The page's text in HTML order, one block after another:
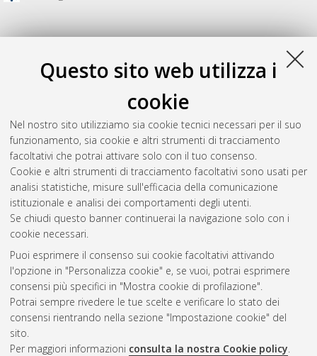
Questo sito web utilizza i
cookie
Nel nostro sito utilizziamo sia cookie tecnici necessari per il suo
funzionamento, sia cookie e altri strumenti di tracciamento
facoltativi che potrai attivare solo con il tuo consenso.
Cookie e altri strumenti di tracciamento facoltativi sono usati per
analisi statistiche, misure sull'efficacia della comunicazione
istituzionale e analisi dei comportamenti degli utenti.
Se chiudi questo banner continuerai la navigazione solo con i
cookie necessari.
Puoi esprimere il consenso sui cookie facoltativi attivando
l'opzione in "Personalizza cookie" e, se vuoi, potrai esprimere
consensi più specifici in "Mostra cookie di profilazione".
Potrai sempre rivedere le tue scelte e verificare lo stato dei
consensi rientrando nella sezione "Impostazione cookie" del
sito.
Per maggiori informazioni consulta la nostra Cookie policy.
Gestione del documento:
Atom
Rss 1.0
Rss 2.0
ISSN: 2038-7946